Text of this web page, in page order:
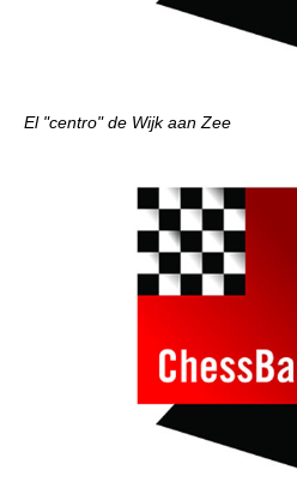
El "centro" de Wijk aan Zee